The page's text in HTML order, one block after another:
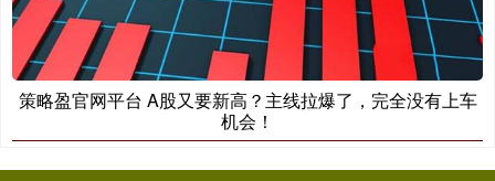
策略盈官网平台 A股又要新高？主线拉爆了，完全没有上车
机会！